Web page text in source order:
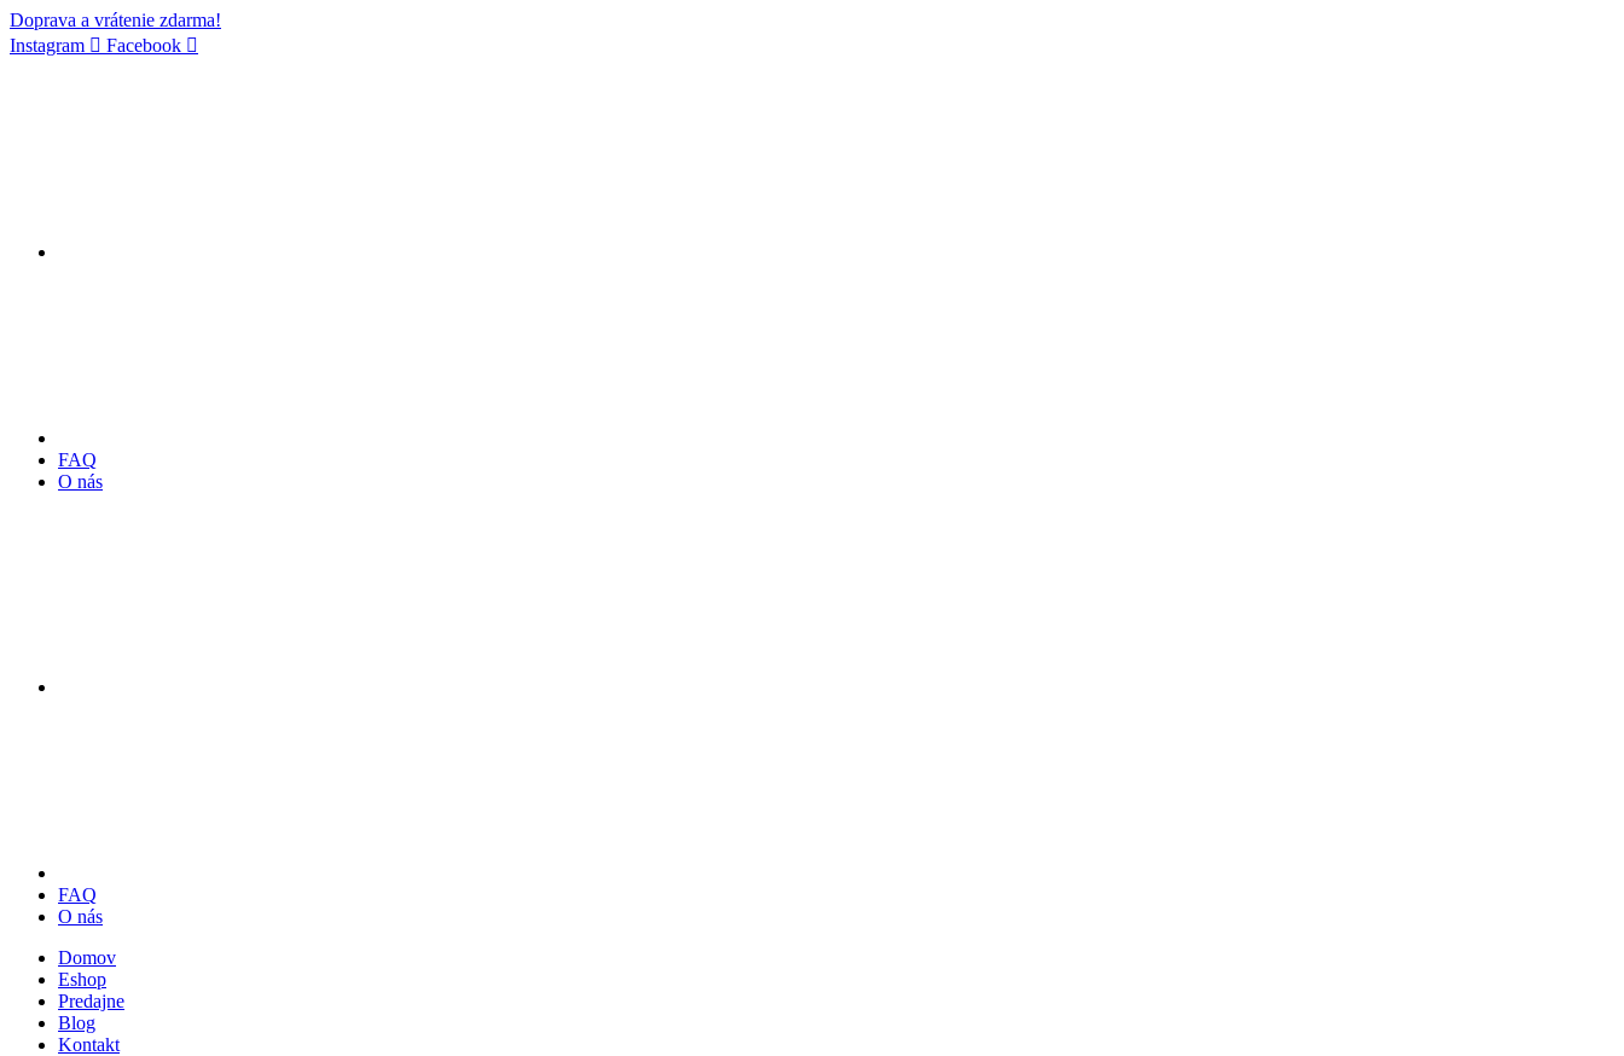
Doprava a vrátenie zdarma!
Instagram
Facebook
FAQ
O nás
FAQ
O nás
Domov
Eshop
Predajne
Blog
Kontakt